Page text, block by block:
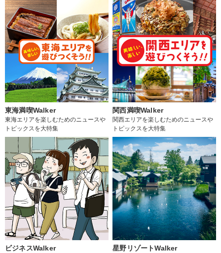
東海満喫Walker
東海エリアを楽しむためのニュースや
トピックスを大特集
関西満喫Walker
関西エリアを楽しむためのニュースや
トピックスを大特集
ビジネスWalker 星野リゾートWalker